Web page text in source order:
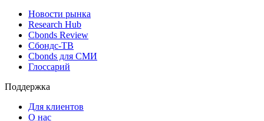
Поиск ETF & Funds
Новости и Аналитика
Новости рынка
Research Hub
Cbonds Review
Сбондс-ТВ
Глоссарий